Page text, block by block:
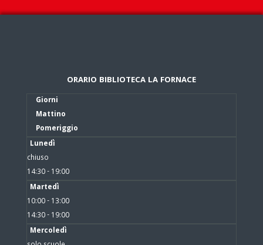
ORARIO BIBLIOTECA LA FORNACE
Giorni
Mattino
Pomeriggio
Lunedì
chiuso
14:30 - 19:00
Martedì
10:00 - 13:00
14:30 - 19:00
Mercoledì